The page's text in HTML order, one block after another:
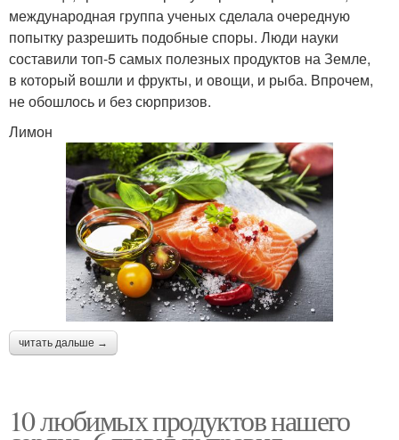
международная группа ученых сделала очередную
попытку разрешить подобные споры. Люди науки
составили топ-5 самых полезных продуктов на Земле,
в который вошли и фрукты, и овощи, и рыба. Впрочем,
не обошлось и без сюрпризов.
Лимон
читать дальше →
10 любимых продуктов нашего